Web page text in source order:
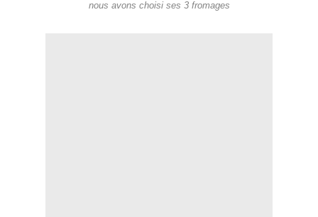
nous avons choisi ses 3 fromages